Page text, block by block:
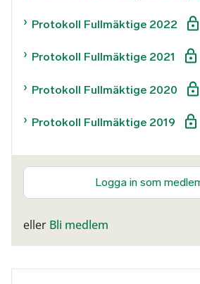
Protokoll Fullmäktige 2022
Protokoll Fullmäktige 2021
Protokoll Fullmäktige 2020
Protokoll Fullmäktige 2019
Logga in som
eller Bli medlem